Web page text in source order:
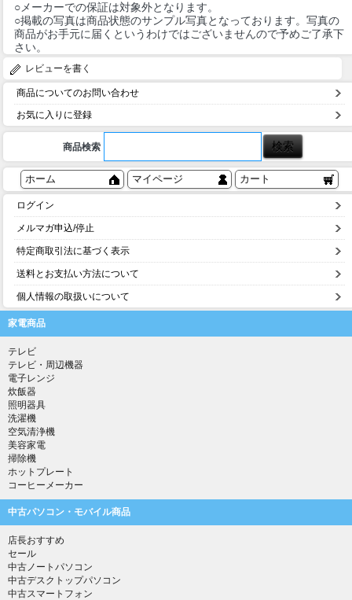
○メーカーでの保証は対象外となります。
○掲載の写真は商品状態のサンプル写真となっております。写真の
商品がお手元に届くというわけではございませんので予めご了承下
さい。
レビューを書く
商品についてのお問い合わせ
お気に入りに登録
商品検索
ホーム マイページ カート
ログイン
メルマガ申込/停止
特定商取引法に基づく表示
送料とお支払い方法について
個人情報の取扱いについて
家電商品
テレビ
テレビ・周辺機器
電子レンジ
炊飯器
照明器具
洗濯機
空気清浄機
美容家電
掃除機
ホットプレート
コーヒーメーカー
中古パソコン・モバイル商品
店長おすすめ
セール
中古ノートパソコン
中古デスクトップパソコン
中古スマートフォン